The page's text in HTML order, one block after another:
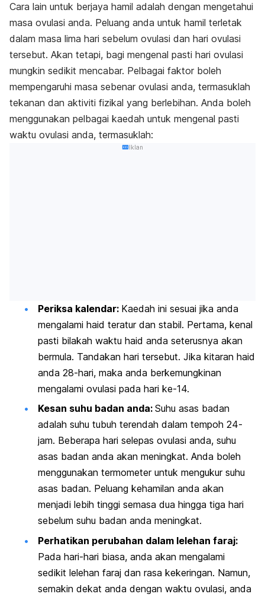
Cara lain untuk berjaya hamil adalah dengan mengetahui
masa ovulasi anda. Peluang anda untuk hamil terletak
dalam masa lima hari sebelum ovulasi dan hari ovulasi
tersebut. Akan tetapi, bagi mengenal pasti hari ovulasi
mungkin sedikit mencabar. Pelbagai faktor boleh
mempengaruhi masa sebenar ovulasi anda, termasuklah
tekanan dan aktiviti fizikal yang berlebihan. Anda boleh
menggunakan pelbagai kaedah untuk mengenal pasti
waktu ovulasi anda, termasuklah:
Iklan
Periksa kalendar: Kaedah ini sesuai jika anda
mengalami haid teratur dan stabil. Pertama, kenal
pasti bilakah waktu haid anda seterusnya akan
bermula. Tandakan hari tersebut. Jika kitaran haid
anda 28-hari, maka anda berkemungkinan
mengalami ovulasi pada hari ke-14.
Kesan suhu badan anda: Suhu asas badan
adalah suhu tubuh terendah dalam tempoh 24-
jam. Beberapa hari selepas ovulasi anda, suhu
asas badan anda akan meningkat. Anda boleh
menggunakan termometer untuk mengukur suhu
asas badan. Peluang kehamilan anda akan
menjadi lebih tinggi semasa dua hingga tiga hari
sebelum suhu badan anda meningkat.
Perhatikan perubahan dalam lelehan faraj:
Pada hari-hari biasa, anda akan mengalami
sedikit lelehan faraj dan rasa kekeringan. Namun,
semakin dekat anda dengan waktu ovulasi, anda